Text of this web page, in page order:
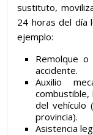
sustituto,
24 horas del día
ejemplo:
Remolque
accidente.
Auxilio
del vehículo
provincia).
Asistencia